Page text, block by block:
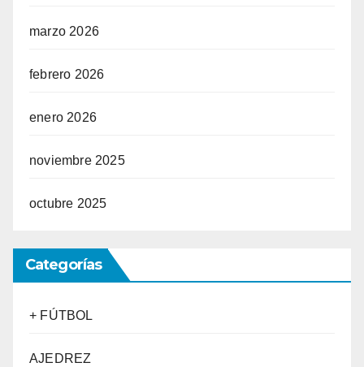
marzo 2026
febrero 2026
enero 2026
noviembre 2025
octubre 2025
Categorías
+ FÚTBOL
AJEDREZ